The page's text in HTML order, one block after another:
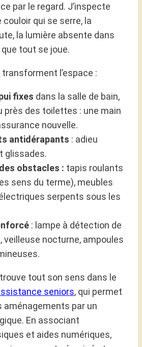
par le regard. J’inspecte
couloir qui se serre, la
la lumière absente dans
que tout se joue.
l’espace :
fixes dans la salle de bain,
près des toilettes : une main
nouvelle.
antidérapants : adieu
glissades.
obstacles : tapis roulants
sens du terme), meubles
serpents sous les
: lampe à détection de
veilleuse nocturne, ampoules
tout son sens dans le
seniors, qui permet
aménagements par un
En associant
et aides numériques,